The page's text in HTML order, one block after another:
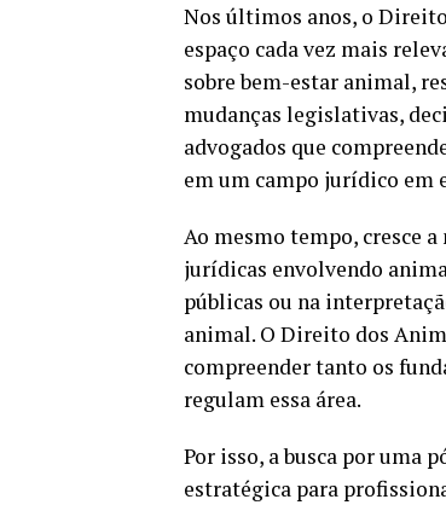
Nos últimos anos, o
espaço cada vez mais
sobre bem-estar animal,
mudanças legislativas,
advogados que
em um campo jurídico em
Ao mesmo tempo, cresce
jurídicas envolvendo
públicas ou na
animal. O Direito dos
compreender tanto os
regulam essa área.
Por isso, a busca por uma
estratégica para